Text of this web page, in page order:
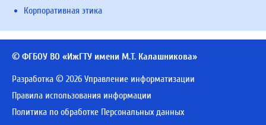
Корпоративная этика
© ФГБОУ ВО «ИжГТУ имени М.Т. Калашникова»
Разработка © 2026 Управление информатизации
Правила использования информации
Политика по обработке Персональных данных